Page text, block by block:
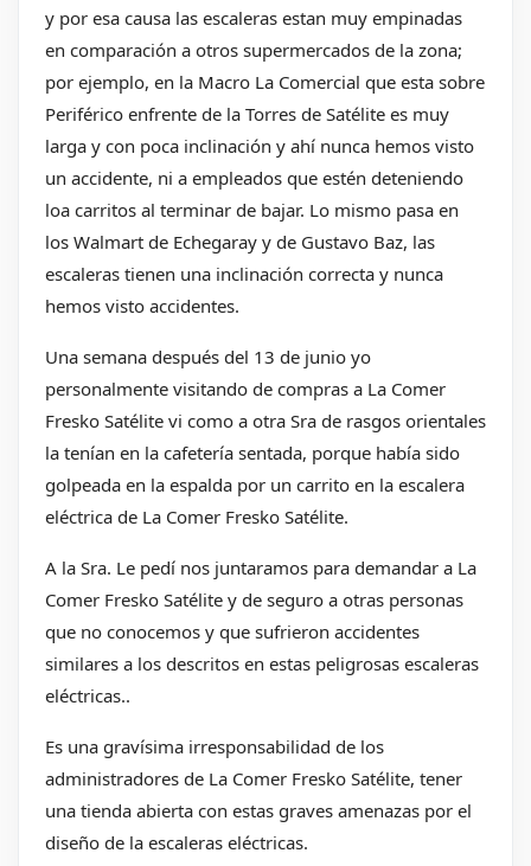
y por esa causa las escaleras estan muy empinadas
en comparación a otros supermercados de la zona;
por ejemplo, en la Macro La Comercial que esta sobre
Periférico enfrente de la Torres de Satélite es muy
larga y con poca inclinación y ahí nunca hemos visto
un accidente, ni a empleados que estén deteniendo
loa carritos al terminar de bajar. Lo mismo pasa en
los Walmart de Echegaray y de Gustavo Baz, las
escaleras tienen una inclinación correcta y nunca
hemos visto accidentes.
Una semana después del 13 de junio yo
personalmente visitando de compras a La Comer
Fresko Satélite vi como a otra Sra de rasgos orientales
la tenían en la cafetería sentada, porque había sido
golpeada en la espalda por un carrito en la escalera
eléctrica de La Comer Fresko Satélite.
A la Sra. Le pedí nos juntaramos para demandar a La
Comer Fresko Satélite y de seguro a otras personas
que no conocemos y que sufrieron accidentes
similares a los descritos en estas peligrosas escaleras
eléctricas..
Es una gravísima irresponsabilidad de los
administradores de La Comer Fresko Satélite, tener
una tienda abierta con estas graves amenazas por el
diseño de la escaleras eléctricas.